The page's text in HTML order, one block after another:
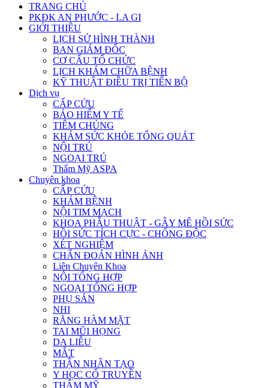
TRANG CHỦ
PKĐK AN PHƯỚC - LA GI
GIỚI THIỆU
LỊCH SỬ HÌNH THÀNH
BAN GIÁM ĐỐC
CƠ CẤU TỔ CHỨC
LỊCH KHÁM CHỮA BỆNH
KỸ THUẬT ĐIỀU TRỊ TIẾN BỘ
Dịch vụ
CẤP CỨU
BẢO HIỂM Y TẾ
TIÊM CHỦNG
KHÁM SỨC KHỎE TỔNG QUÁT
NỘI TRÚ
NGOẠI TRÚ
Thẩm Mỹ ASPA
Chuyên khoa
CẤP CỨU
KHÁM BỆNH
NỘI TIM MẠCH
KHOA PHẪU THUẬT - GÂY MÊ HỒI SỨC
HỒI SỨC TÍCH CỰC - CHỐNG ĐỘC
XÉT NGHIỆM
CHẨN ĐOÁN HÌNH ẢNH
Liên Chuyên Khoa
NỘI TỔNG HỢP
NGOẠI TỔNG HỢP
PHỤ SẢN
NHI
RĂNG HÀM MẶT
TAI MŨI HỌNG
DA LIỄU
MẮT
THẬN NHÂN TẠO
Y HỌC CỔ TRUYỀN
THẨM MỸ